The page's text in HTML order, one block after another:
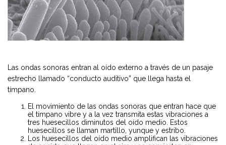
Las ondas sonoras entran al oído externo a través de un pasaje
estrecho llamado “conducto auditivo” que llega hasta el
tímpano.
El movimiento de las ondas sonoras que entran hace que
el tímpano vibre y a la vez transmita estas vibraciones a
tres huesecillos diminutos del oído medio. Estos
huesecillos se llaman martillo, yunque y estribo.
Los huesecillos del oído medio amplifican las vibraciones